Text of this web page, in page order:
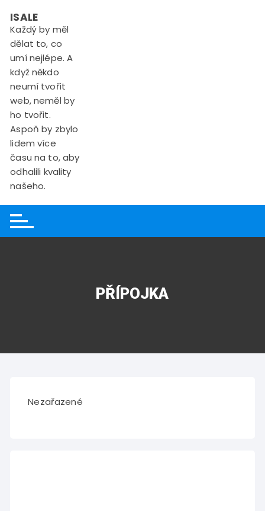
content
ISALE
Každý by měl
dělat to, co
umí nejlépe. A
když někdo
neumí tvořit
web, neměl by
ho tvořit.
Aspoň by zbylo
lidem více
času na to, aby
odhalili kvality
našeho.
PŘÍPOJKA
Nezařazené